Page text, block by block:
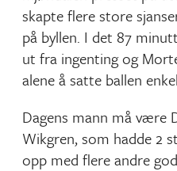
skapte flere store
på byllen. I det 87
ut fra ingenting og
alene å satte ballen
Dagens mann må være
Wikgren, som hadde 2
opp med flere andre